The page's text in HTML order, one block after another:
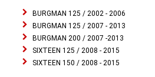
BURGMAN 125 / 2002 - 2006
BURGMAN 125 / 2007 - 2013
BURGMAN 200 / 2007 -2013
SIXTEEN 125 / 2008 - 2015
SIXTEEN 150 / 2008 - 2015